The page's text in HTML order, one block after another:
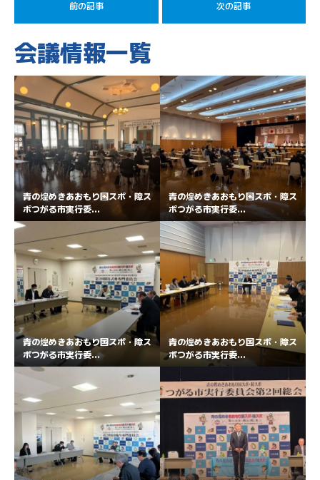
前の記事 次の記事
会議情報一覧
青の煌めきあおもり国スポ・障ス
ポつがる市実行委...
青の煌めきあおもり国スポ・障ス
ポつがる市実行委...
青の煌めきあおもり国スポ・障ス
ポつがる市実行委...
青の煌めきあおもり国スポ・障ス
ポつがる市実行委...